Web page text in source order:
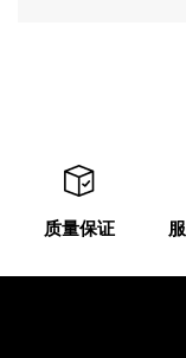
质量保证